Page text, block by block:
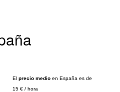
El precio medio en España es de
15 € / hora